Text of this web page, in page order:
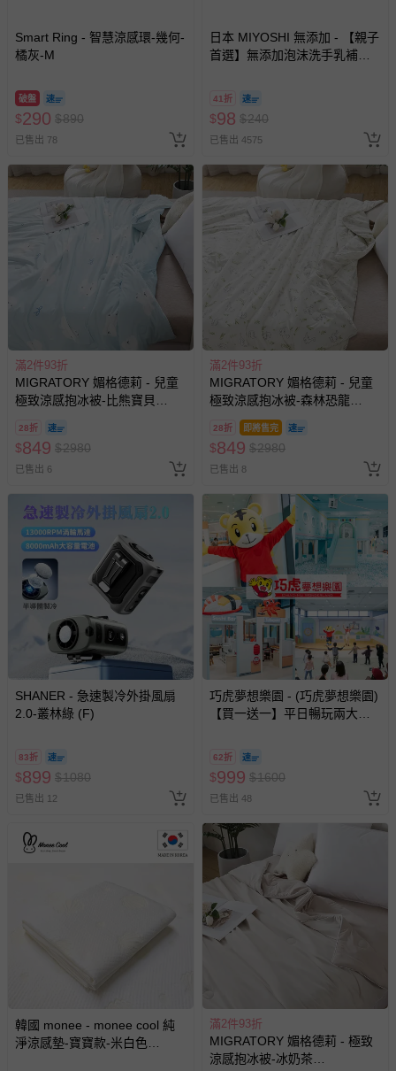
Smart Ring - 智慧涼感環-幾何-
橘灰-M
破盤
$290 $890
已售出 78
日本 MIYOSHI 無添加 - 【親子
首選】無添加泡沫洗手乳補充
41折
$98 $240
已售出 4575
滿2件93折
MIGRATORY 媚格德莉 - 兒童
極致涼感抱冰被-比熊寶貝
28折
$849 $2980
已售出 6
滿2件93折
MIGRATORY 媚格德莉 - 兒童
極致涼感抱冰被-森林恐龍
(100x120cm)
28折 即將售完
$849 $2980
已售出 8
SHANER - 急速製冷外掛風扇
2.0-叢林綠 (F)
83折
$899 $1080
已售出 12
巧虎夢想樂園 - (巧虎夢想樂園)
【買一送一】平日暢玩兩大一
券使用
62折
$999 $1600
已售出 48
韓國 monee - monee cool 純
淨涼感墊-寶寶款-米白色
滿2件93折
MIGRATORY 媚格德莉 - 極致
涼感抱冰被-冰奶茶